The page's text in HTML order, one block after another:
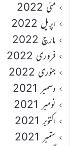
مئی 2022
اپریل 2022
مارچ 2022
فروری 2022
جنوری 2022
دسمبر 2021
نومبر 2021
اکتوبر 2021
ستمبر 2021